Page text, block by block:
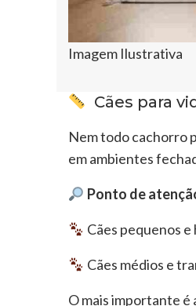
Imagem Ilustrativa
Cães para
Nem todo cachorro
em ambientes
Ponto de
Cães pequenos
Cães médios e
O mais importante é